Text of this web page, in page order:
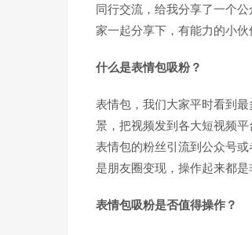
同行交流，给我分享了一个
家一起分享下，有能力的小伙
什么是表情包吸粉？
表情包，我们大家平时看到
景，把视频发到各大短视频
表情包的粉丝引流到公众号
是朋友圈变现，操作起来都是
表情包吸粉是否值得操作？